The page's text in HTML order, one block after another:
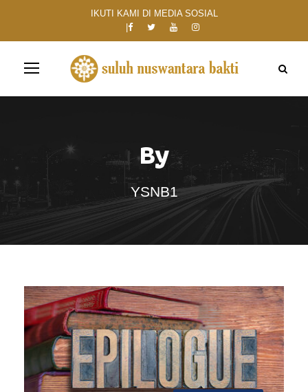
IKUTI KAMI DI MEDIA SOSIAL
By
YSNB1